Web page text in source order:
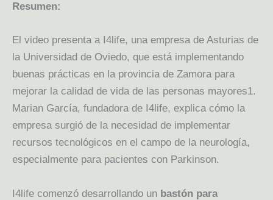
Resumen:
El video presenta a I4life, una empresa de Asturias de
la Universidad de Oviedo, que está implementando
buenas prácticas en la provincia de Zamora para
mejorar la calidad de vida de las personas mayores1.
Marian García, fundadora de I4life, explica cómo la
empresa surgió de la necesidad de implementar
recursos tecnológicos en el campo de la neurología,
especialmente para pacientes con Parkinson.
I4life comenzó desarrollando un bastón para